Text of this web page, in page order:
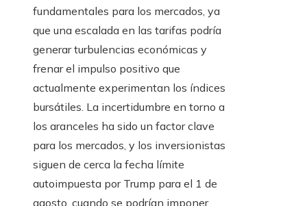
fundamentales para los mercados, ya
que una escalada en las tarifas podría
generar turbulencias económicas y
frenar el impulso positivo que
actualmente experimentan los índices
bursátiles. La incertidumbre en torno a
los aranceles ha sido un factor clave
para los mercados, y los inversionistas
siguen de cerca la fecha límite
autoimpuesta por Trump para el 1 de
agosto, cuando se podrían imponer